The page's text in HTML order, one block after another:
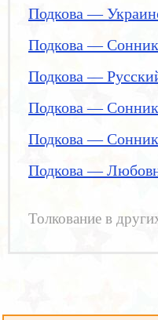
Подкова —
Подкова —
Подкова —
Подкова — Сонник
Подкова —
Подкова —
Толкование в